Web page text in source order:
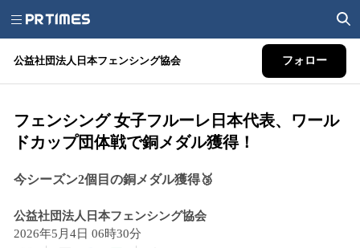
公益社団法人日本フェンシング協会 フォロー
フェンシング 女子フルーレ日本代表、ワール
ドカップ団体戦で銅メダル獲得！
今シーズン2個目の銅メダル獲得🥉
公益社団法人日本フェンシング協会
2026年5月4日 06時30分